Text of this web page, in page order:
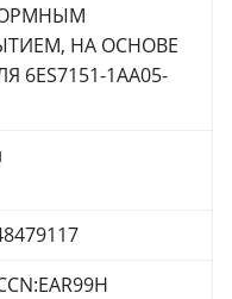
НА ОСНОВЕ
6ES7151-1AA05-